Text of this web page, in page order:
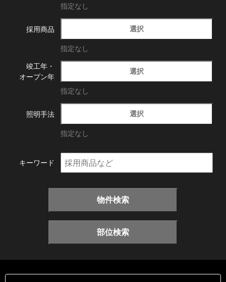
指定なし
採用商品 選択
指定なし
竣工年・
オープン年
選択
指定なし
照明手法 選択
指定なし
キーワード
物件検索
部位検索